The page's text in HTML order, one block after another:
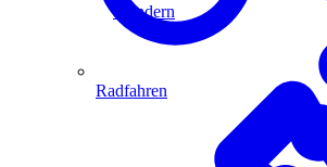
Wandern
Radfahren